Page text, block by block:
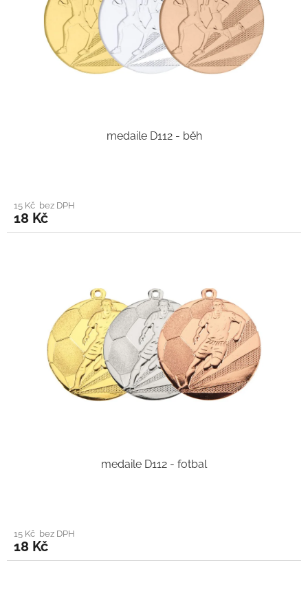
medaile D112 - běh
15 Kč bez DPH
18 Kč
medaile D112 - fotbal
15 Kč bez DPH
18 Kč